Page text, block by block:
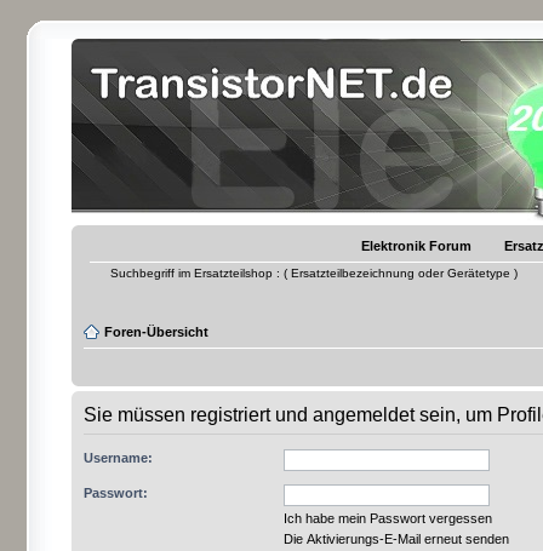
Elektronik Forum
Suchbegriff im Ersatzteilshop : ( Ersatzteilbezeichnung oder Gerätetype )
Foren-Übersicht
Sie müssen registriert und angemeldet sein, um
Username:
Passwort:
Ich habe mein Passwort vergessen
Die Aktivierungs-E-Mail erneut senden